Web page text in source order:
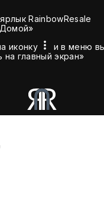
RainbowResale
иконку
и в меню
на главный экран»